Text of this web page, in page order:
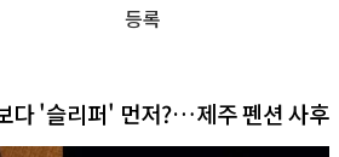
등록
다 '슬리퍼' 먼저?…제주 펜션 사후